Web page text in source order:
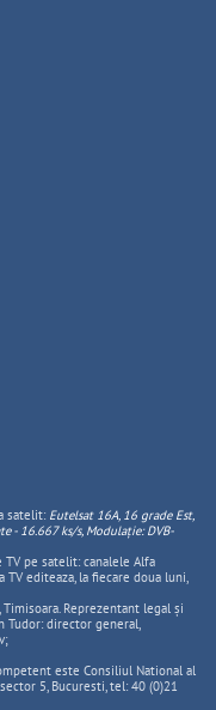
satelit: Eutelsat 16A, 16 grade Est,
- 16.667 ks/s, Modulație: DVB-
pe satelit: canalele Alfa
TV editeaza, la fiecare doua luni,
Timisoara. Reprezentant legal și
Tudor: director general,
este Consiliul National al
5, Bucuresti, tel: 40 (0)21